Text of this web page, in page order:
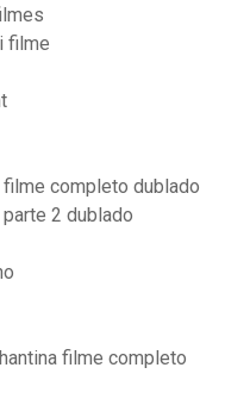
filme
completo dublado
2 dublado
filme completo